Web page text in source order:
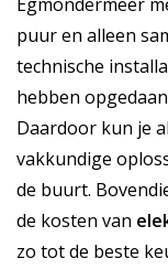
puur en alleen
technische
hebben
Daardoor kun je
vakkundige
de buurt.
de kosten van
zo tot de beste